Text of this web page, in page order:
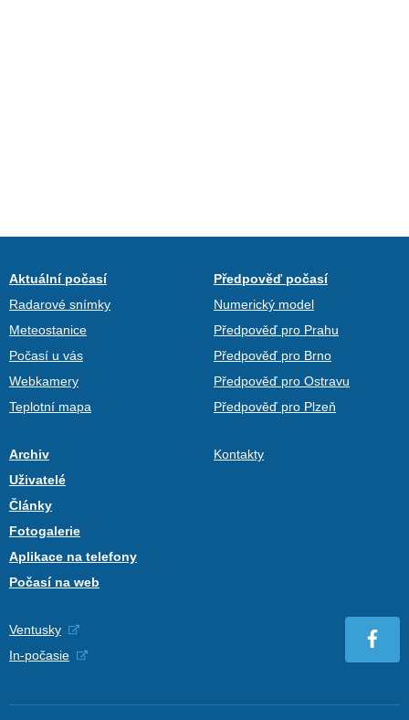
Aktuální počasí
Radarové snímky
Meteostanice
Počasí u vás
Webkamery
Teplotní mapa
Předpověď počasí
Numerický model
Předpověď pro Prahu
Předpověď pro Brno
Předpověď pro Ostravu
Předpověď pro Plzeň
Archiv
Uživatelé
Články
Fotogalerie
Aplikace na telefony
Počasí na web
Kontakty
Ventusky
In-počasie